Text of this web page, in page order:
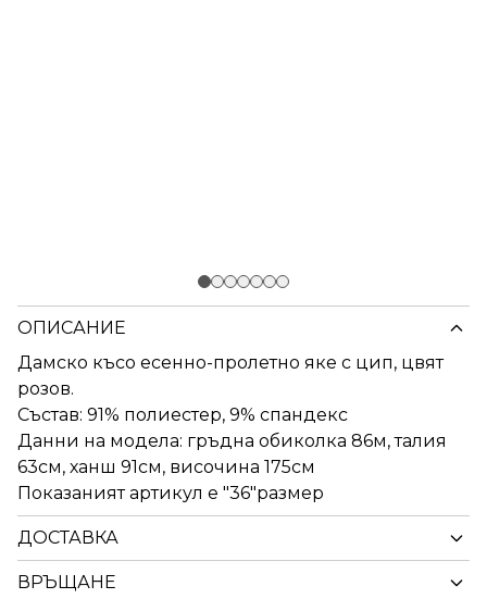
ОПИСАНИЕ
Дамско късо есенно-пролетно яке с цип, цвят
розов.
Състав: 91% полиестер, 9% спандекс
Данни на модела: гръдна обиколка 86м, талия
63см, ханш 91см, височина 175см
Показаният артикул е "36"размер
ДОСТАВКА
ВРЪЩАНЕ